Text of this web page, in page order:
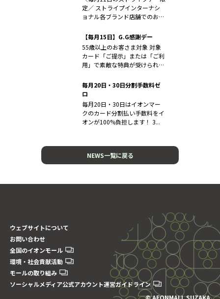
定／ ストライプインターナシ
ョナル各ブランド店舗でのお支
【毎月15日】G.G感謝デー
55歳以上のお客さま対象 対象
カード「ご提示」または「ご利
用」で素敵な特典が受けられま
毎月20日・30日分割手数料ゼ
ロ
毎月20日・30日はイオンマー
クのカード分割払い手数料をイ
オンが100%負担します！ 3...
NEWS一覧に戻る
ウェブサイトについて
お問い合わせ
全国のイオンモール
環境・社会貢献活動
モールの取り組み
ソーシャルメディア公式アカウント運営ガイドライン
© AEONMALL SUZAKA